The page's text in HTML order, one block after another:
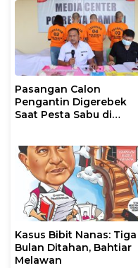
Pasangan Calon
Pengantin Digerebek
Saat Pesta Sabu di
Kasus Bibit Nanas: Tiga
Bulan Ditahan, Bahtiar
Melawan